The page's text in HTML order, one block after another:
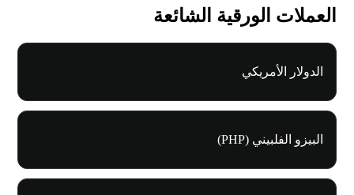
العملات الورقية الشائعة
الدولار الأمريكي
البيزو الفلبيني (PHP)